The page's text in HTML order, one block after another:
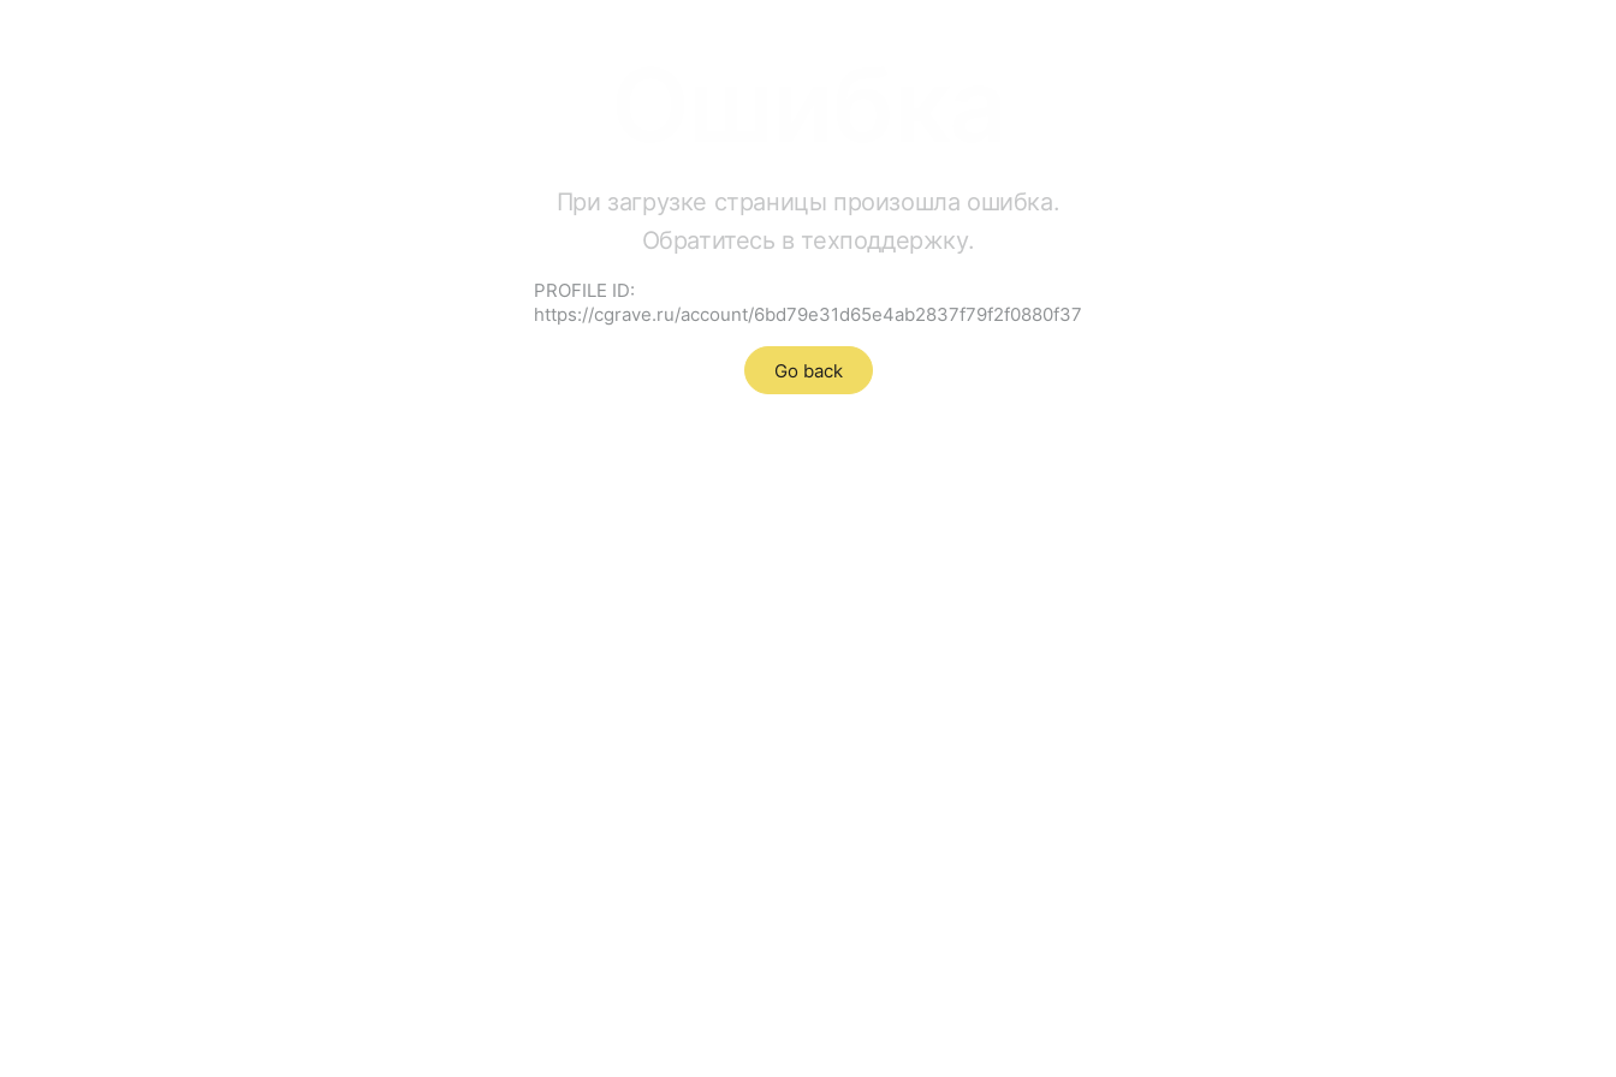
При загрузке страницы произошла ошибка.
Обратитесь в техподдержку.
PROFILE ID:
https://cgrave.ru/account/6bd79e31d65e4ab2837f79f2f0880f37
Go back